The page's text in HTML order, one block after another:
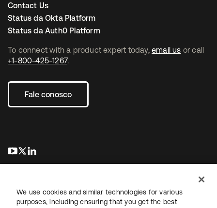
To connect with a product expert today, email us or call
+1-800-425-1267.
Fale conosco
abre em uma nova guia
abre em uma nova guia
Contact Us
Status da Okta Platform
Status da Auth0 Platform
We use cookies and similar technologies for various
purposes, including ensuring that you get the best